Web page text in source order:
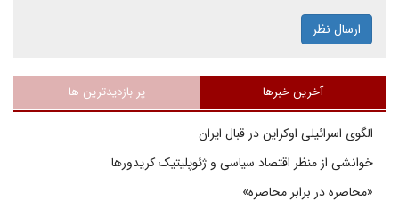
ارسال نظر
آخرین خبرها پر بازدیدترین ها
الگوی اسرائیلی اوکراین در قبال ایران
خوانشی از منظر اقتصاد سیاسی و ژئوپلیتیک کریدورها
«محاصره در برابر محاصره»